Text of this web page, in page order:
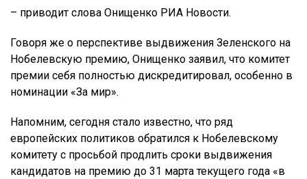
– приводит слова Онищенко РИА Новости.
Говоря же о перспективе выдвижения Зеленского на
Нобелевскую премию, Онищенко заявил, что комитет
премии себя полностью дискредитировал, особенно в
номинации «За мир».
Напомним, сегодня стало известно, что ряд
европейских политиков обратился к Нобелевскому
комитету с просьбой продлить сроки выдвижения
кандидатов на премию до 31 марта текущего года «в